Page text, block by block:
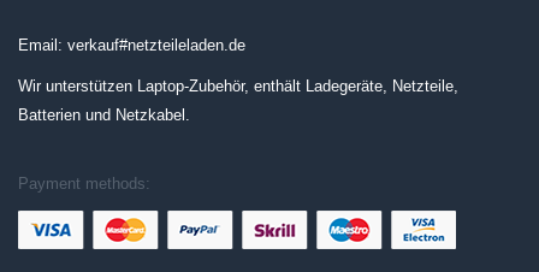
Email: verkauf#netzteileladen.de
Wir unterstützen Laptop-Zubehör, enthält Ladegeräte, Netzteile,
Batterien und Netzkabel.
Payment methods: